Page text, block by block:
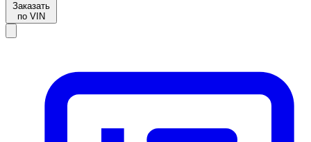
Заказать
по VIN